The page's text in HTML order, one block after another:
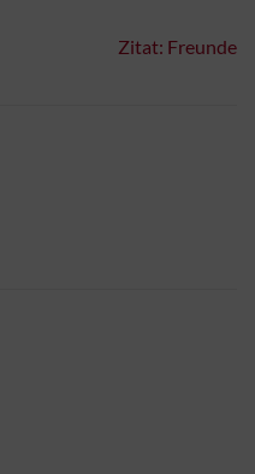
Zitat: Freunde